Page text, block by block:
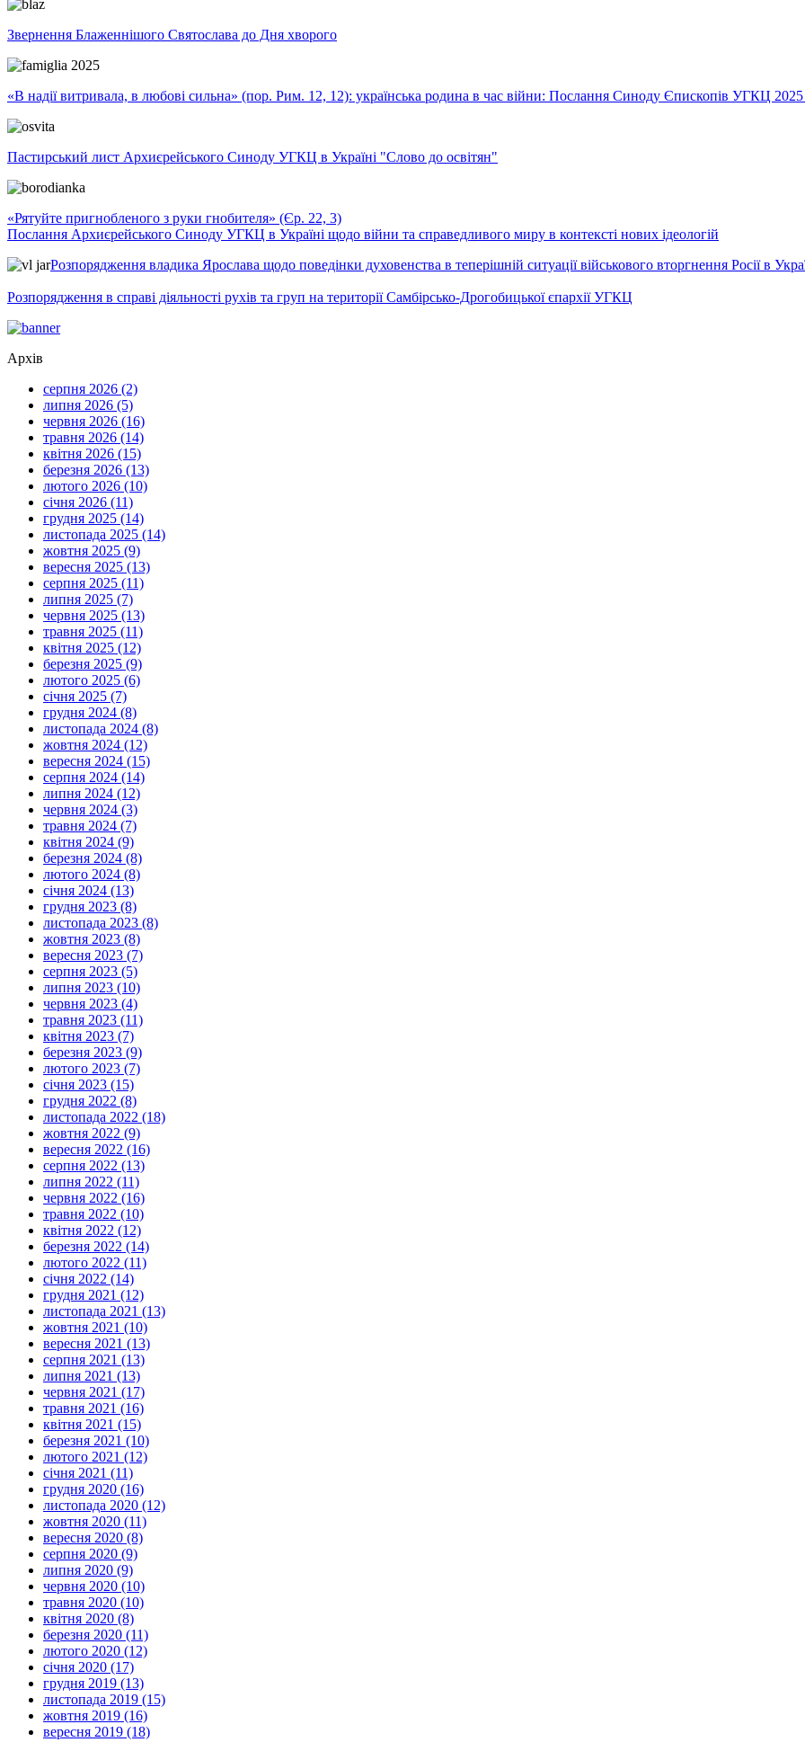
Звернення Блаженнішого Святослава до Дня хворого
«В надії витривала, в любові сильна» (пор. Рим. 12, 12): українська родина в час війни: Послання Синоду Єпископів УГКЦ
Пастирський лист Архиєрейського Синоду УГКЦ в Україні "Слово до освітян"
«Рятуйте пригнобленого з руки гнобителя» (Єр. 22, 3)
Послання Архиєрейського Синоду УГКЦ в Україні щодо війни та справедливого миру в контексті нових ідеологій
Розпорядження владика Ярослава щодо поведінки духовенства в теперішній ситуації військового вторгнення Росії в
Розпорядження в справі діяльності рухів та груп на території Самбірсько-Дрогобицької єпархії УГКЦ
Архів
серпня 2026 (2)
липня 2026 (5)
червня 2026 (16)
травня 2026 (14)
квітня 2026 (15)
березня 2026 (13)
лютого 2026 (10)
січня 2026 (11)
грудня 2025 (14)
листопада 2025 (14)
жовтня 2025 (9)
вересня 2025 (13)
серпня 2025 (11)
липня 2025 (7)
червня 2025 (13)
травня 2025 (11)
квітня 2025 (12)
березня 2025 (9)
лютого 2025 (6)
січня 2025 (7)
грудня 2024 (8)
листопада 2024 (8)
жовтня 2024 (12)
вересня 2024 (15)
серпня 2024 (14)
липня 2024 (12)
червня 2024 (3)
травня 2024 (7)
квітня 2024 (9)
березня 2024 (8)
лютого 2024 (8)
січня 2024 (13)
грудня 2023 (8)
листопада 2023 (8)
жовтня 2023 (8)
вересня 2023 (7)
серпня 2023 (5)
липня 2023 (10)
червня 2023 (4)
травня 2023 (11)
квітня 2023 (7)
березня 2023 (9)
лютого 2023 (7)
січня 2023 (15)
грудня 2022 (8)
листопада 2022 (18)
жовтня 2022 (9)
вересня 2022 (16)
серпня 2022 (13)
липня 2022 (11)
червня 2022 (16)
травня 2022 (10)
квітня 2022 (12)
березня 2022 (14)
лютого 2022 (11)
січня 2022 (14)
грудня 2021 (12)
листопада 2021 (13)
жовтня 2021 (10)
вересня 2021 (13)
серпня 2021 (13)
липня 2021 (13)
червня 2021 (17)
травня 2021 (16)
квітня 2021 (15)
березня 2021 (10)
лютого 2021 (12)
січня 2021 (11)
грудня 2020 (16)
листопада 2020 (12)
жовтня 2020 (11)
вересня 2020 (8)
серпня 2020 (9)
липня 2020 (9)
червня 2020 (10)
травня 2020 (10)
квітня 2020 (8)
березня 2020 (11)
лютого 2020 (12)
січня 2020 (17)
грудня 2019 (13)
листопада 2019 (15)
жовтня 2019 (16)
вересня 2019 (18)